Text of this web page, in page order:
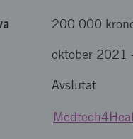
200 000
oktober 2021
Avslutat